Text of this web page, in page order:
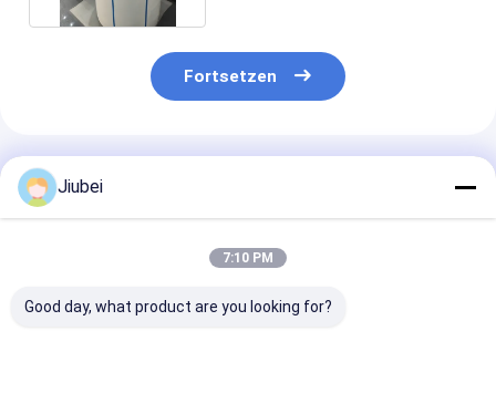
Fortsetzen
Empfohlene Produkte
Jiubei
7:10 PM
Good day, what product are you looking for?